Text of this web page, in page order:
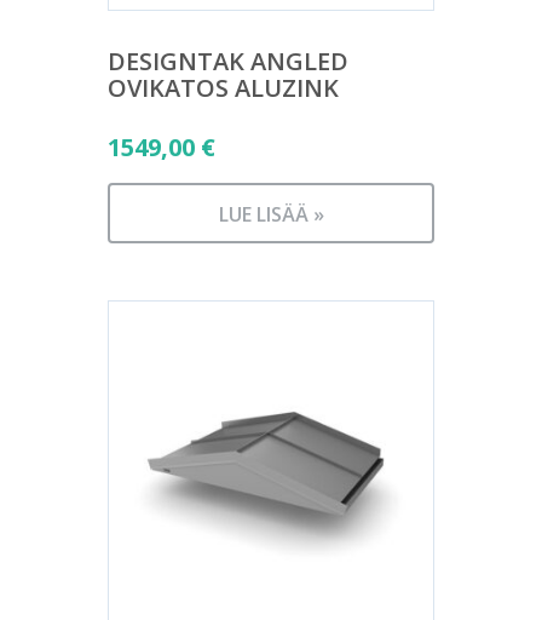
DESIGNTAK ANGLED
OVIKATOS ALUZINK
1549,00 €
LUE LISÄÄ »